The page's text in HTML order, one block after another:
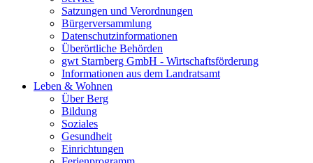
Satzungen und Verordnungen
Bürgerversammlung
Datenschutzinformationen
Überörtliche Behörden
gwt Starnberg GmbH - Wirtschaftsförderung
Informationen aus dem Landratsamt
Leben & Wohnen
Über Berg
Bildung
Soziales
Gesundheit
Einrichtungen